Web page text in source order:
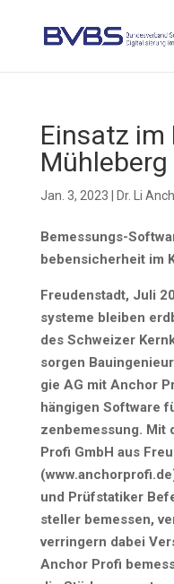
Ein­satz
Mühleberg
Jan. 3, 2023 Dr. Li
Bemes­sungs-
be­ben­si­cher­heit im
Freu­den­stadt, Juli
sys­te­me blei­ben
des Schwei­zer
sor­gen
gie AG mit Anchor
hän­gi­gen Soft­ware
zen­be­mes­sung. Mit
Pro­fi GmbH aus
und Prüf­sta­ti­ker
stel­ler bemes­sen,
ver­rin­gern dabei
Anchor Pro­fi